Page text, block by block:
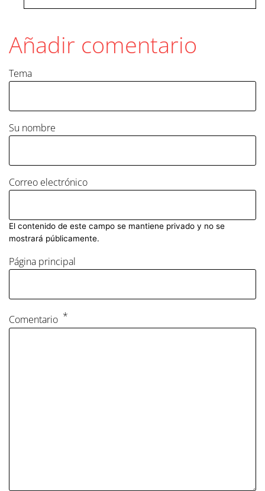
Añadir comentario
Tema
Su nombre
Correo electrónico
El contenido de este campo se mantiene privado y no se
mostrará públicamente.
Página principal
Comentario